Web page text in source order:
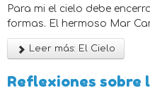
Para mi el cielo debe
formas. El hermoso Mar
Leer más: El Cielo
Reflexiones sobre